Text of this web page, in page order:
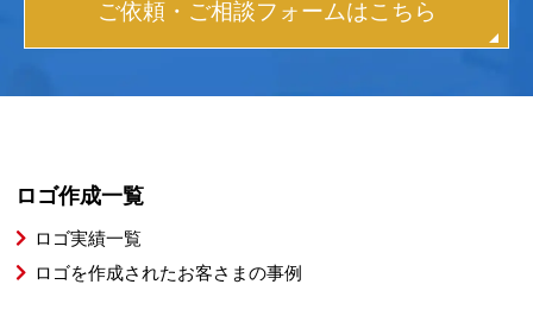
ご依頼・ご相談フォームはこちら
ロゴ作成一覧
ロゴ実績一覧
ロゴを作成されたお客さまの事例